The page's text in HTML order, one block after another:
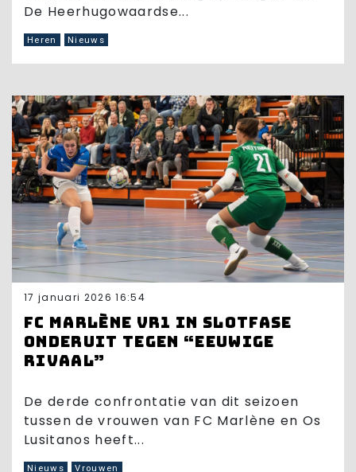
De Heerhugowaardse...
Heren Nieuws
17 januari 2026 16:54
FC Marlène VR1 in slotfase
onderuit tegen “eeuwige
rivaal”
De derde confrontatie van dit seizoen
tussen de vrouwen van FC Marlène en Os
Lusitanos heeft...
Nieuws Vrouwen